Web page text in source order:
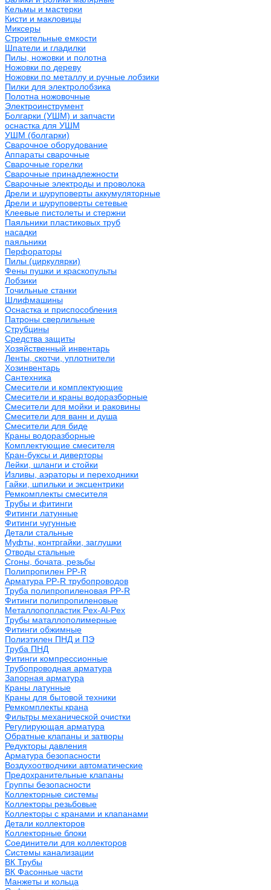
Кельмы и мастерки
Кисти и макловицы
Миксеры
Строительные емкости
Шпатели и гладилки
Пилы, ножовки и полотна
Ножовки по дереву
Ножовки по металлу и ручные лобзики
Пилки для электролобзика
Полотна ножовочные
Электроинструмент
Болгарки (УШМ) и запчасти
оснастка для УШМ
УШМ (болгарки)
Сварочное оборудование
Аппараты сварочные
Сварочные горелки
Сварочные принадлежности
Сварочные электроды и проволока
Дрели и шуруповерты аккумуляторные
Дрели и шуруповерты сетевые
Клеевые пистолеты и стержни
Паяльники пластиковых труб
насадки
паяльники
Перфораторы
Пилы (циркулярки)
Фены пушки и краскопульты
Лобзики
Точильные станки
Шлифмашины
Оснастка и приспособления
Патроны сверлильные
Струбцины
Средства защиты
Хозяйственный инвентарь
Ленты, скотчи, уплотнители
Хозинвентарь
Сантехника
Смесители и комплектующие
Смесители и краны водоразборные
Смесители для мойки и раковины
Смесители для ванн и душа
Смесители для биде
Краны водоразборные
Комплектующие смесителя
Кран-буксы и диверторы
Лейки, шланги и стойки
Изливы, аэраторы и переходники
Гайки, шпильки и эксцентрики
Ремкомплекты смесителя
Трубы и фитинги
Фитинги латунные
Фитинги чугунные
Детали стальные
Муфты, контргайки, заглушки
Отводы стальные
Сгоны, бочата, резьбы
Полипропилен PP-R
Арматура PP-R трубопроводов
Труба полипропиленовая PP-R
Фитинги полипропиленовые
Металлопопластик Pex-Al-Pex
Трубы маталлополимерные
Фитинги обжимные
Полиэтилен ПНД и ПЭ
Труба ПНД
Фитинги компрессионные
Трубопроводная арматура
Запорная арматура
Краны латунные
Краны для бытовой техники
Ремкомплекты крана
Фильтры механической очистки
Регулирующая арматура
Обратные клапаны и затворы
Редукторы давления
Арматура безопасности
Воздухоотводчики автоматические
Предохранительные клапаны
Группы безопасности
Коллекторные системы
Коллекторы резьбовые
Коллекторы с кранами и клапанами
Детали коллекторов
Коллекторные блоки
Соединители для коллекторов
Системы канализации
ВК Трубы
ВК Фасонные части
Манжеты и кольца